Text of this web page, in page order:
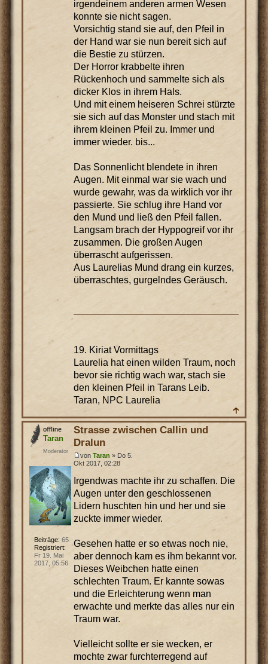
irgendeinem anderen armen Wesen
konnte sie nicht sagen.
Vorsichtig stand sie auf, den Pfeil in
der Hand war sie nun bereit sich auf
die Bestie zu stürzen.
Der Horror krabbelte ihren
Rückenhoch und sammelte sich als
dicker Klos in ihrem Hals.
Und mit einem heiseren Schrei stürzte
sie sich auf das Monster und stach mit
ihrem kleinen Pfeil zu. Immer und
immer wieder. bis...
Das Sonnenlicht blendete in ihren
Augen. Mit einmal war sie wach und
wurde gewahr, was da wirklich vor ihr
passierte. Sie schlug ihre Hand vor
den Mund und ließ den Pfeil fallen.
Langsam brach der Hyppogreif vor ihr
zusammen. Die großen Augen
überrascht aufgerissen.
Aus Laurelias Mund drang ein kurzes,
überraschtes, gurgelndes Geräusch.
19. Kiriat Vormittags
Laurelia hat einen wilden Traum, noch
bevor sie richtig wach war, stach sie
den kleinen Pfeil in Tarans Leib.
Taran, NPC Laurelia
Strasse zwischen Callin und
Dralun
von Taran » Do 5.
Okt 2017, 02:28
Irgendwas machte ihr zu schaffen. Die
Augen unter den geschlossenen
Lidern huschten hin und her und sie
zuckte immer wieder.
Gesehen hatte er so etwas noch nie,
aber dennoch kam es ihm bekannt vor.
Dieses Weibchen hatte einen
schlechten Traum. Er kannte sowas
und die Erleichterung wenn man
erwachte und merkte das alles nur ein
Traum war.
Vielleicht sollte er sie wecken, er
mochte zwar furchterregend auf
Taran
Moderator
Beiträge: 65
Registriert:
Fr 19. Mai
2017, 05:56